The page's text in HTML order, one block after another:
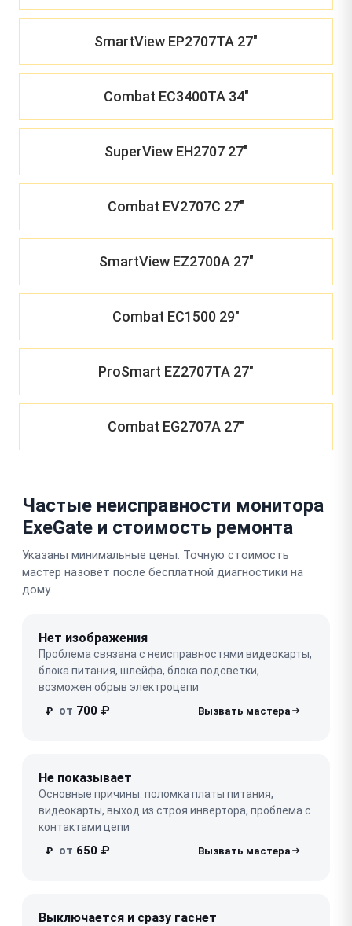
SmartView EP2707TA 27"
Combat EC3400TA 34"
SuperView EH2707 27"
Combat EV2707C 27"
SmartView EZ2700A 27"
Combat EC1500 29"
ProSmart EZ2707TA 27"
Combat EG2707A 27"
Частые неисправности монитора
ExeGate и стоимость ремонта
Указаны минимальные цены. Точную стоимость
мастер назовёт после бесплатной диагностики на
дому.
Нет изображения
Проблема связана с неисправностями видеокарты,
блока питания, шлейфа, блока подсветки,
возможен обрыв электроцепи
₽ от 700 ₽
Не показывает
Основные причины: поломка платы питания,
видеокарты, выход из строя инвертора, проблема с
контактами цепи
₽ от 650 ₽
Выключается и сразу гаснет